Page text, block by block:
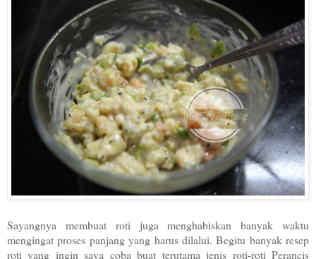
Sayangnya membuat roti juga menghabiskan banyak waktu
mengingat proses panjang yang harus dilalui. Begitu banyak resep
roti yang ingin saya coba buat terutama jenis roti-roti Perancis